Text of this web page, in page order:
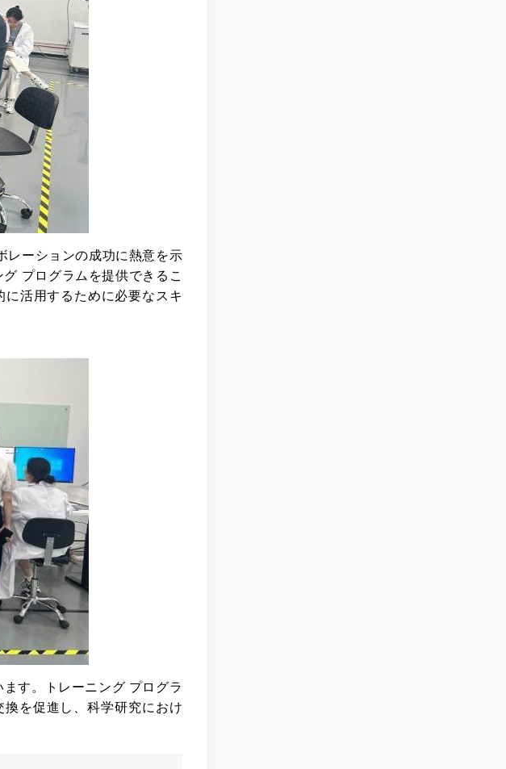
レーションの成功に熱意を示
プログラムを提供できるこ
活用するために必要なスキ
す。トレーニング プログラ
換を促進し、科学研究におけ